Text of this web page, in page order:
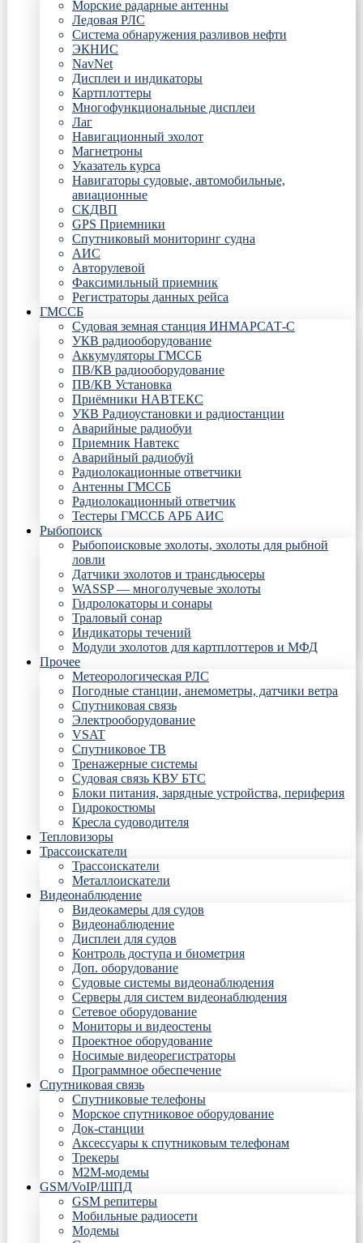
Морские радарные антенны
Ледовая РЛС
Система обнаружения разливов нефти
ЭКНИС
NavNet
Дисплеи и индикаторы
Картплоттеры
Многофункциональные дисплеи
Лаг
Навигационный эхолот
Магнетроны
Указатель курса
Навигаторы судовые, автомобильные,
авиационные
СКДВП
GPS Приемники
Спутниковый мониторинг судна
АИС
Авторулевой
Факсимильный приемник
Регистраторы данных рейса
ГМССБ
Судовая земная станция ИНМАРСАТ-С
УКВ радиооборудование
Аккумуляторы ГМССБ
ПВ/КВ радиооборудование
ПВ/КВ Установка
Приёмники НАВТЕКС
УКВ Радиоустановки и радиостанции
Аварийные радиобуи
Приемник Навтекс
Аварийный радиобуй
Радиолокационные ответчики
Антенны ГМССБ
Радиолокационный ответчик
Тестеры ГМССБ АРБ АИС
Рыбопоиск
Рыбопоисковые эхолоты, эхолоты для рыбной
ловли
Датчики эхолотов и трансдьюсеры
WASSP — многолучевые эхолоты
Гидролокаторы и сонары
Траловый сонар
Индикаторы течений
Модули эхолотов для картплоттеров и МФД
Прочее
Метеорологическая РЛС
Погодные станции, анемометры, датчики ветра
Спутниковая связь
Электрооборудование
VSAT
Спутниковое ТВ
Тренажерные системы
Судовая связь КВУ БТС
Блоки питания, зарядные устройства, периферия
Гидрокостюмы
Кресла судоводителя
Тепловизоры
Трассоискатели
Трассоискатели
Металлоискатели
Видеонаблюдение
Видеокамеры для судов
Видеонаблюдение
Дисплеи для судов
Контроль доступа и биометрия
Доп. оборудование
Судовые системы видеонаблюдения
Серверы для систем видеонаблюдения
Сетевое оборудование
Мониторы и видеостены
Проектное оборудование
Носимые видеорегистраторы
Программное обеспечение
Спутниковая связь
Спутниковые телефоны
Морское спутниковое оборудование
Док-станции
Аксессуары к спутниковым телефонам
Трекеры
М2М-модемы
GSM/VoIP/ШПД
GSM репитеры
Мобильные радиосети
Модемы